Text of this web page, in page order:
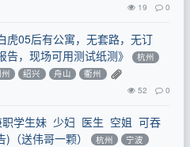
19 0
虎05后有公寓，无套路，无订
，现场可用测试纸测》
杭州
绍兴 舟山 衢州
52 0
职学生妹 少妇 医生 空姐 可吞
（送伟哥一颗）
杭州
宁波